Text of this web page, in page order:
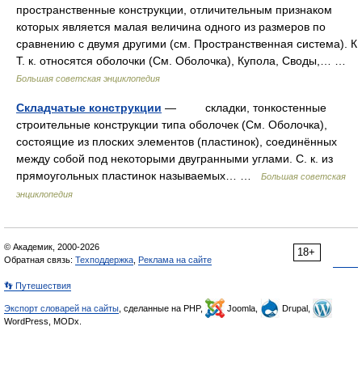
пространственные конструкции, отличительным признаком
которых является малая величина одного из размеров по
сравнению с двумя другими (см. Пространственная система). К
Т. к. относятся оболочки (См. Оболочка), Купола, Своды,… …
Большая советская энциклопедия
Складчатые конструкции — складки, тонкостенные
строительные конструкции типа оболочек (См. Оболочка),
состоящие из плоских элементов (пластинок), соединённых
между собой под некоторыми двугранными углами. С. к. из
прямоугольных пластинок называемых… …
Большая советская
энциклопедия
18+
© Академик, 2000-2026
Обратная связь: Техподдержка Реклама на сайте
👣 Путешествия
Экспорт словарей на сайты , сделанные на PHP, Joomla,
Drupal,
WordPress, MODx.